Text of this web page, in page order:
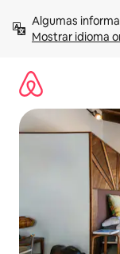
para
Mostrar idioma